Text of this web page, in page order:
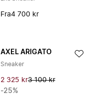
Fra4 700 kr
AXEL ARIGATO
Sneaker
2 325 kr3 100 kr
-25%